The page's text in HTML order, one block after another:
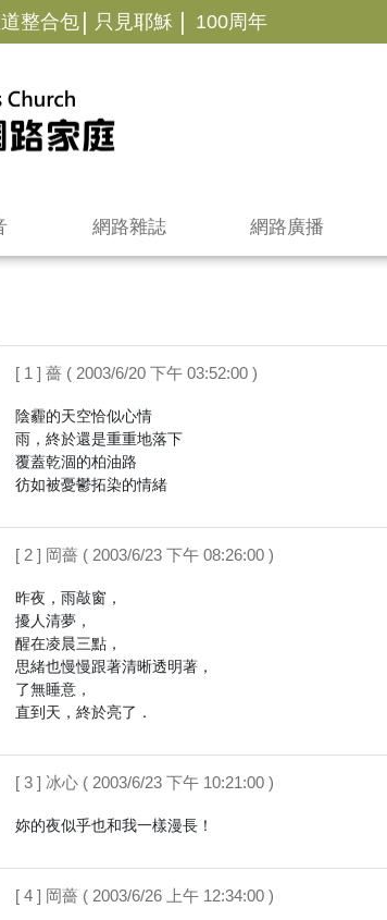
整合包 | 只見耶穌 | 100周年
網路雜誌 網路廣播
[ 1 ] 薔 ( 2003/6/20 下午 03:52:00 )
陰霾的天空恰似心情
雨，終於還是重重地落下
覆蓋乾涸的柏油路
[ 2 ] 岡薔 ( 2003/6/23 下午 08:26:00 )
昨夜，雨敲窗，
擾人清夢，
醒在凌晨三點，
思緒也慢慢跟著清晰透明著，
了無睡意，
[ 3 ] 冰心 ( 2003/6/23 下午 10:21:00 )
[ 4 ] 岡薔 ( 2003/6/26 上午 12:34:00 )